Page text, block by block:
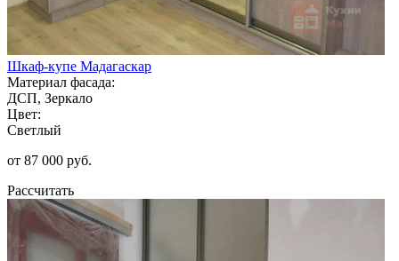
Шкаф-купе Мадагаскар
Материал фасада:
ДСП, Зеркало
Цвет:
Светлый
от 87 000 руб.
Рассчитать